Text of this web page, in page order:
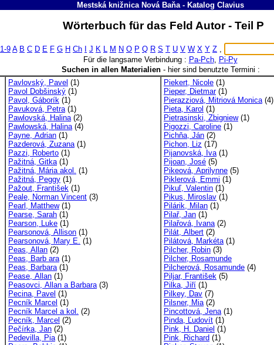
Mestská knižnica Nová Baňa- Katalog Clavius
Wörterbuch für das Feld Autor - Teil P
1-9 A B C D E F G H Ch J K L M N O P Q R S T U V W X Y Z ,
Für die langsame Verbindung : Pa-Pch, Pi-Py
Suchen in allen Materialien- hier sind benutzte Termini :
Pavlovský, Pavel (1)
Pavol Dobšinský (1)
Pavol, Gáborík (1)
Pavuková, Petra(1)
Pawlovská, Halina(2)
Pawlowská, Halina(4)
Payne, Adrian (1)
Pazderová, Zuzana(1)
Pazzi, Roberto (1)
Pažitná, Gitka(1)
Pažitná, Mária akol. (1)
Pažitná, Peggy (1)
Pažout, František (1)
Peale, Norman Vincent (3)
Pearl, Matthew(1)
Pearse, Sarah (1)
Pearson, Luke (1)
Pearsonová, Allison (1)
Pearsonová, Mary E. (1)
Peas, Allan (2)
Peas, Barb ara(1)
Peas, Barbara(1)
Pease, Allan (1)
Peasovci, Allan a Barbara(3)
Pecina, Pavel (1)
Pecník Marcel (1)
Pecník Marcel a kol. (2)
Pecník, Marcel (2)
Pečírka, Jan (2)
Pedevilla, Pia(1)
Piekert, Nicole (1)
Pieper, Dietmar(1)
Pierazziová, Mitriová Monica(4)
Pieta, Karol (1)
Pietrasinski, Zbigniew(1)
Pigozzi, Caroline (1)
Pichňa, Ján (2)
Pichon, Liz (17)
Pijanovská, Iva(1)
Pijoan, José (5)
Pikeová, Aprilynne (5)
Piklerová, Emmi (1)
Pikuľ, Valentin (1)
Pikus, Miroslav (1)
Pilárik, Milan (1)
Pilař, Jan (1)
Pilařová, Ivana(2)
Pilát, Albert (2)
Pilátová, Markéta(1)
Pilcher, Robin (3)
Pilcher, Rosamunde
Pilcherová, Rosamunde (4)
Piljar, František (5)
Pilka, Jiří (1)
Pilkey, Dav (7)
Pilsner, Mia(2)
Pincottová, Jena(1)
Pinda, Ľudovít (1)
Pink, H. Daniel (1)
Pink, Richard (1)